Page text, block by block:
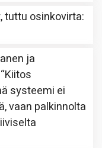
tuttu osinkovirta:
ja
Kiitos
systeemi ei
vaan palkinnolta